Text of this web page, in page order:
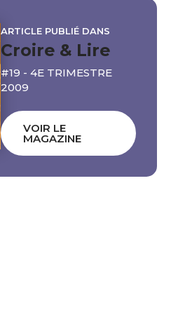
ARTICLE PUBLIÉ DANS
Croire & Lire
#19 - 4E TRIMESTRE
2009
VOIR LE
MAGAZINE